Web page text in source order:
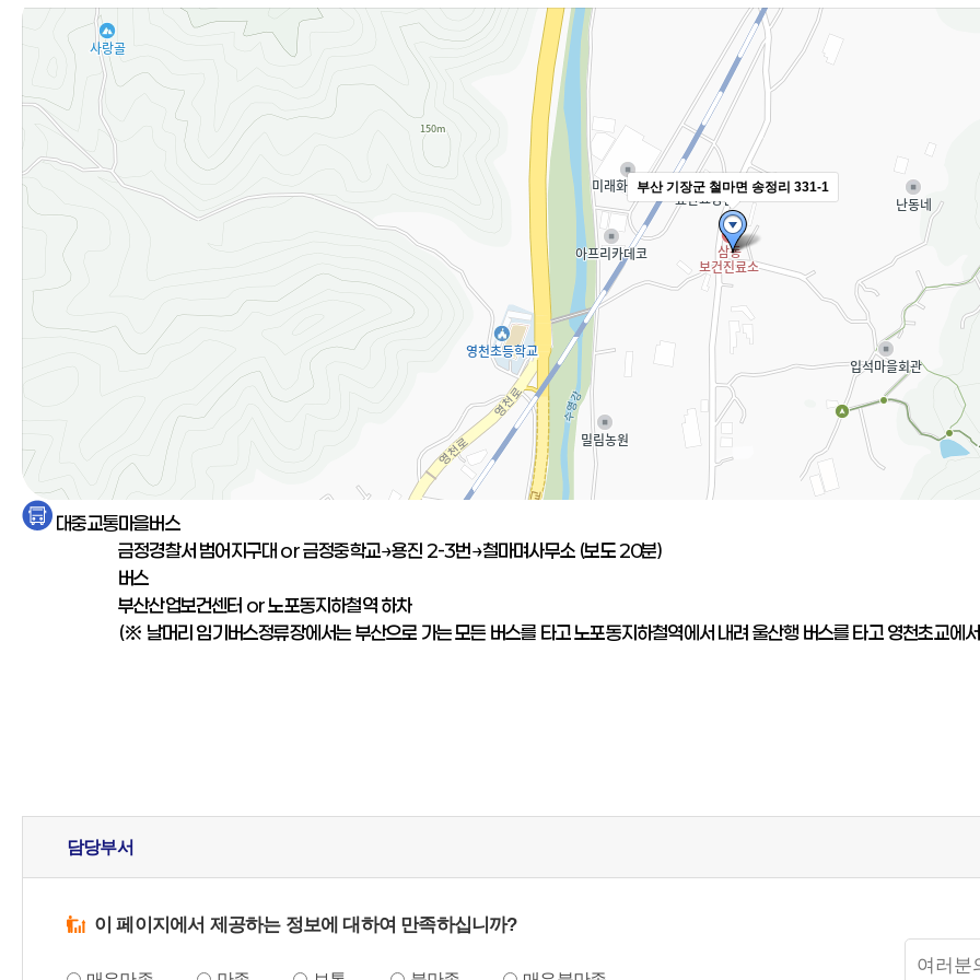
부산 기장군 철마면 송정리 331-1
교통정보대중교통마을버스
금정경찰서 범어지구대 or 금정중학교→용진 2-3번→철마며사무소 (보도 20분)
버스
부산산업보건센터 or 노포동지하철역 하차
(※ 날머리 임기버스정류장에서는 부산으로 가는 모든 버스를 타고 노포동지하철역에서 내려 울산행 버스를 타고 영천초교
담당부서
이 페이지에서 제공하는 정보에 대하여 만족하십니까?